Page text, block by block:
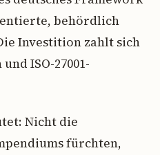
behördlich
Investition zahlt sich
ISO-27001-
Nicht die
fürchten,